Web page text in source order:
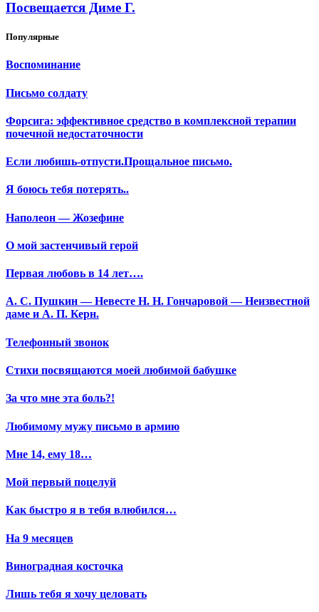
Посвещается Диме Г.
Популярные
Воспоминание
Письмо солдату
Форсига: эффективное средство в комплексной терапии
почечной недостаточности
Если любишь-отпусти.Прощальное письмо.
Я боюсь тебя потерять..
Наполеон — Жозефине
О мой застенчивый герой
Первая любовь в 14 лет….
А. С. Пушкин — Невесте Н. Н. Гончаровой — Неизвестной
даме и А. П. Керн.
Телефонный звонок
Стихи посвящаются моей любимой бабушке
За что мне эта боль?!
Любимому мужу письмо в армию
Мне 14, ему 18…
Мой первый поцелуй
Как быстро я в тебя влюбился…
На 9 месяцев
Виноградная косточка
Лишь тебя я хочу целовать